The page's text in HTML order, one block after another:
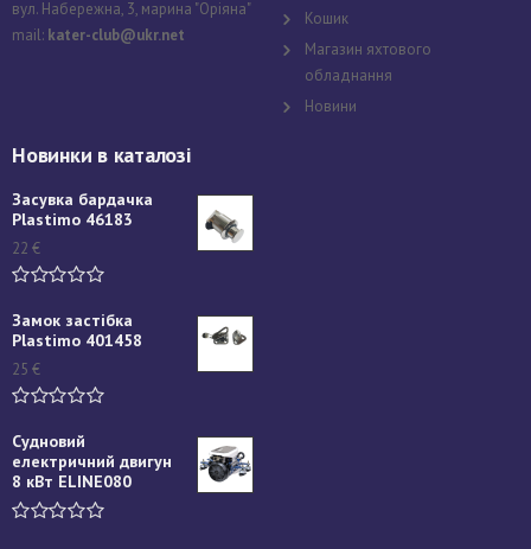
вул. Набережна, 3, марина "Оріяна"
mail: kater-club@ukr.net
Кошик
Магазин яхтового
обладнання
Новини
Новинки в каталозі
Засувка бардачка
Plastimo 46183
22 €
Замок застібка
Plastimo 401458
25 €
Судновий
електричний двигун
8 кВт ELINE080